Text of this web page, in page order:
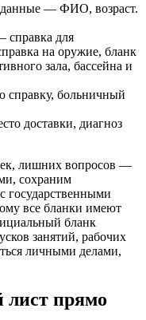
данные — ФИО, возраст.
справка для
на оружие, бланк
зала, бассейна и
больничный
доставки, диагноз
лишних вопросов —
сохраним
государственными
все бланки имеют
бланк
занятий, рабочих
личными делами,
прямо